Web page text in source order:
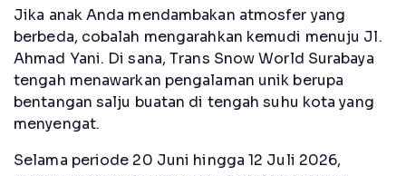
Jika anak Anda mendambakan atmosfer yang
berbeda, cobalah mengarahkan kemudi menuju Jl.
Ahmad Yani. Di sana, Trans Snow World Surabaya
tengah menawarkan pengalaman unik berupa
bentangan salju buatan di tengah suhu kota yang
menyengat.
Selama periode 20 Juni hingga 12 Juli 2026,